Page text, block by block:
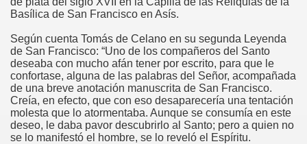
Basílica de San Francisco en Asís.
Según cuenta Tomás de Celano en su segunda Leyenda
de San Francisco: “Uno de los compañeros del Santo
deseaba con mucho afán tener por escrito, para que le
confortase, alguna de las palabras del Señor, acompañada
de una breve anotación manuscrita de San Francisco.
Creía, en efecto, que con eso desaparecería una tentación
molesta que lo atormentaba. Aunque se consumía en este
deseo, le daba pavor descubrirlo al Santo; pero a quien no
se lo manifestó el hombre, se lo reveló el Espíritu.